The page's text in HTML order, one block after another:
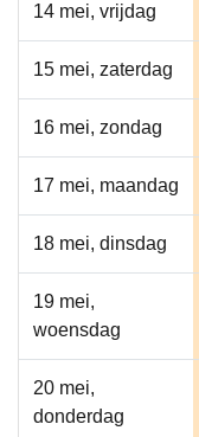
14 mei, vrijdag
15 mei, zaterdag
16 mei, zondag
17 mei, maandag
18 mei, dinsdag
19 mei,
woensdag
20 mei,
donderdag